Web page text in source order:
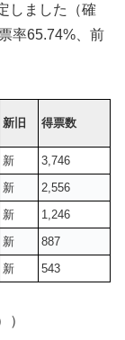
しました（確
票率65.74%、前
新旧 得票数
新
3,746
新
2,556
新
1,246
新
887
新 543
）